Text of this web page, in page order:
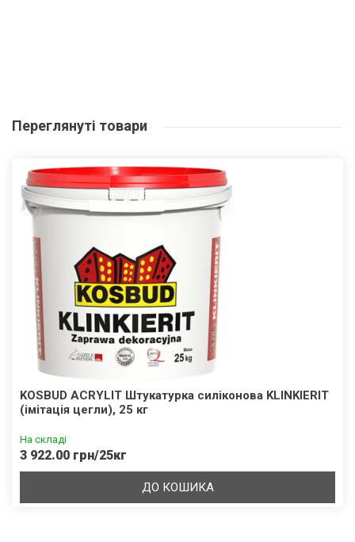
Переглянуті товари
KOSBUD ACRYLIT Штукатурка силіконова KLINKIERIT
(імітація цегли), 25 кг
На складі
3 922.00 грн/25кг
ДО КОШИКА